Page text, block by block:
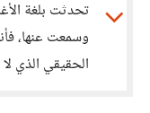
تحدثت بلغة
وسمعت عنها،
الحقيقي الذي